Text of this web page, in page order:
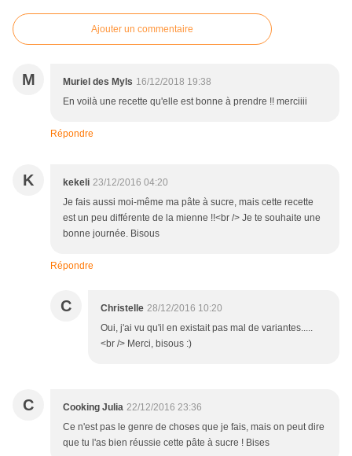
Ajouter un commentaire
M Muriel des Myls 16/12/2018 19:38
En voilà une recette qu'elle est bonne à prendre !! merciiii
Répondre
K kekeli 23/12/2016 04:20
Je fais aussi moi-même ma pâte à sucre, mais cette recette
est un peu différente de la mienne !!<br /> Je te souhaite une
bonne journée. Bisous
Répondre
C Christelle 28/12/2016 10:20
Oui, j'ai vu qu'il en existait pas mal de variantes.....
<br /> Merci, bisous :)
C Cooking Julia 22/12/2016 23:36
Ce n'est pas le genre de choses que je fais, mais on peut dire
que tu l'as bien réussie cette pâte à sucre ! Bises